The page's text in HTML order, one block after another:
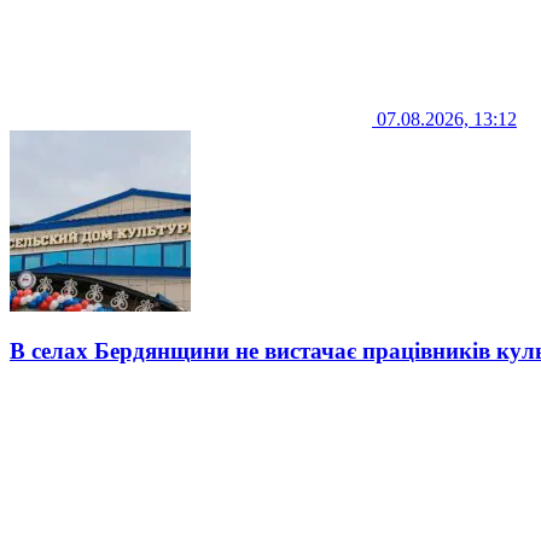
07.08.2026, 13:12
В селах Бердянщини не вистачає працівників